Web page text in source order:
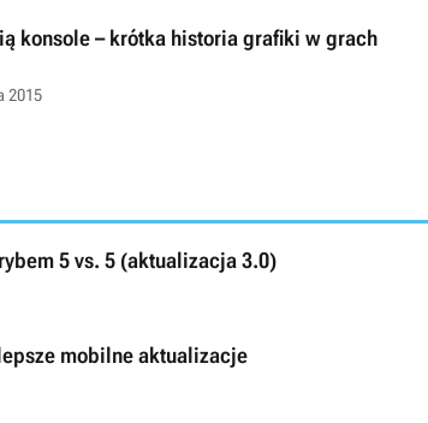
konsole – krótka historia grafiki w grach
2015
5 vs. 5 (aktualizacja 3.0)
mobilne aktualizacje